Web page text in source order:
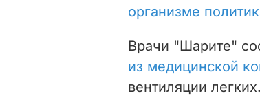
организме
Врачи "Шарите"
из медицинской
вентиляции